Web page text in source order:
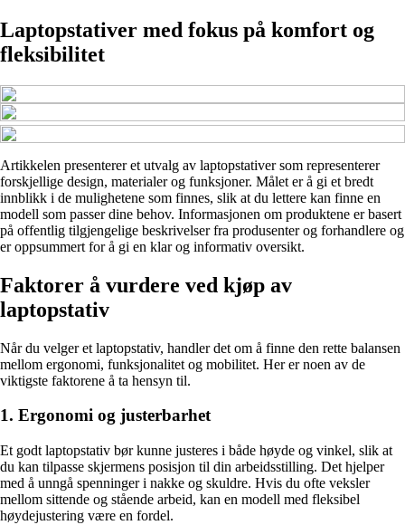
Laptopstativer med fokus på komfort og
fleksibilitet
Artikkelen presenterer et utvalg av laptopstativer som representerer
forskjellige design, materialer og funksjoner. Målet er å gi et bredt
innblikk i de mulighetene som finnes, slik at du lettere kan finne en
modell som passer dine behov. Informasjonen om produktene er basert
på offentlig tilgjengelige beskrivelser fra produsenter og forhandlere og
er oppsummert for å gi en klar og informativ oversikt.
Faktorer å vurdere ved kjøp av
laptopstativ
Når du velger et laptopstativ, handler det om å finne den rette balansen
mellom ergonomi, funksjonalitet og mobilitet. Her er noen av de
viktigste faktorene å ta hensyn til.
1. Ergonomi og justerbarhet
Et godt laptopstativ bør kunne justeres i både høyde og vinkel, slik at
du kan tilpasse skjermens posisjon til din arbeidsstilling. Det hjelper
med å unngå spenninger i nakke og skuldre. Hvis du ofte veksler
mellom sittende og stående arbeid, kan en modell med fleksibel
høydejustering være en fordel.